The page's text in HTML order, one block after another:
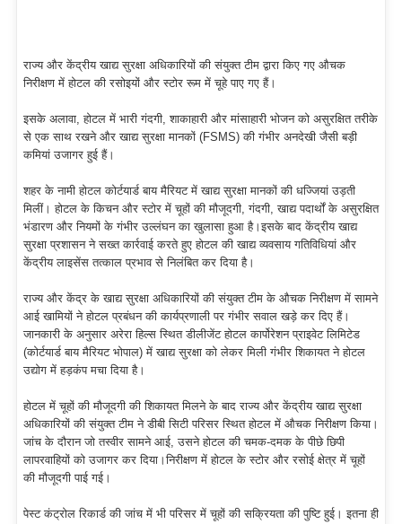
राज्य और केंद्रीय खाद्य सुरक्षा अधिकारियों की संयुक्त टीम द्वारा किए गए औचक
निरीक्षण में होटल की रसोइयों और स्टोर रूम में चूहे पाए गए हैं।
इसके अलावा, होटल में भारी गंदगी, शाकाहारी और मांसाहारी भोजन को असुरक्षित तरीके
से एक साथ रखने और खाद्य सुरक्षा मानकों (FSMS) की गंभीर अनदेखी जैसी बड़ी
कमियां उजागर हुई हैं।
शहर के नामी होटल कोर्टयार्ड बाय मैरियट में खाद्य सुरक्षा मानकों की धज्जियां उड़ती
मिलीं। होटल के किचन और स्टोर में चूहों की मौजूदगी, गंदगी, खाद्य पदार्थों के असुरक्षित
भंडारण और नियमों के गंभीर उल्लंघन का खुलासा हुआ है।इसके बाद केंद्रीय खाद्य
सुरक्षा प्रशासन ने सख्त कार्रवाई करते हुए होटल की खाद्य व्यवसाय गतिविधियां और
केंद्रीय लाइसेंस तत्काल प्रभाव से निलंबित कर दिया है।
राज्य और केंद्र के खाद्य सुरक्षा अधिकारियों की संयुक्त टीम के औचक निरीक्षण में सामने
आई खामियों ने होटल प्रबंधन की कार्यप्रणाली पर गंभीर सवाल खड़े कर दिए हैं।
जानकारी के अनुसार अरेरा हिल्स स्थित डीलीजेंट होटल कार्पोरेशन प्राइवेट लिमिटेड
(कोर्टयार्ड बाय मैरियट भोपाल) में खाद्य सुरक्षा को लेकर मिली गंभीर शिकायत ने होटल
उद्योग में हड़कंप मचा दिया है।
होटल में चूहों की मौजूदगी की शिकायत मिलने के बाद राज्य और केंद्रीय खाद्य सुरक्षा
अधिकारियों की संयुक्त टीम ने डीबी सिटी परिसर स्थित होटल में औचक निरीक्षण किया।
जांच के दौरान जो तस्वीर सामने आई, उसने होटल की चमक-दमक के पीछे छिपी
लापरवाहियों को उजागर कर दिया।निरीक्षण में होटल के स्टोर और रसोई क्षेत्र में चूहों
की मौजूदगी पाई गई।
पेस्ट कंट्रोल रिकार्ड की जांच में भी परिसर में चूहों की सक्रियता की पुष्टि हुई। इतना ही